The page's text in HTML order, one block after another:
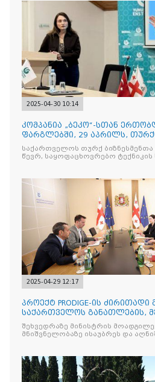
2025-04-30 10:14
კომპანია „ბეკო“-სთან
ფარგლებში, 29 აპრილს,
მიმართულებისა და თბილისის
საქართველოს თურქ ბიზნესმენთა
წევრ, საყოფაცხოვრებო
2025-04-29 12:17
პროექტ PRODIGE-ის ძირითადი
საქართველოს განათლების,
ახალგაზრდობის სამინისტრ
შეხვედრაზე მინისტრის
მნიშვნელობაზე ისაუბრეს და